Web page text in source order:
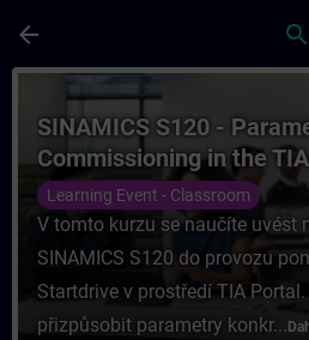
arrow_back search
Kurs - SINAMICS
SINAMICS S120 -
Commissioning in the
Learning Event - Classroom
V tomto kurzu se naučíte uvést
SINAMICS S120 do provozu
Startdrive v prostředí TIA
přizpůsobit parametry konkr...